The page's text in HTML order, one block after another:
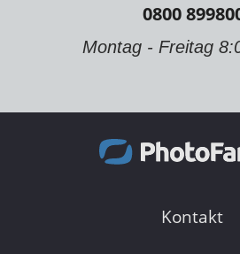
0800
Montag - Freitag
Kontakt